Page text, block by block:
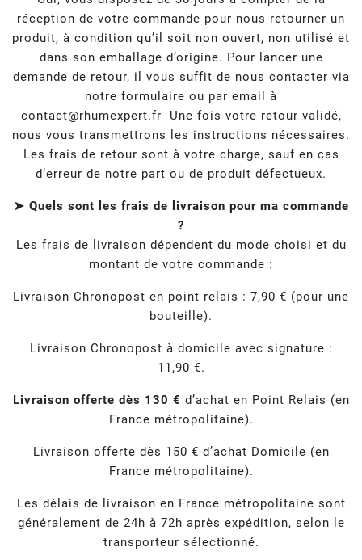
réception de votre commande pour nous retourner un
produit, à condition qu’il soit non ouvert, non utilisé et
dans son emballage d’origine. Pour lancer une
demande de retour, il vous suffit de nous contacter via
notre formulaire ou par email à
contact@rhumexpert.fr Une fois votre retour validé,
nous vous transmettrons les instructions nécessaires.
Les frais de retour sont à votre charge, sauf en cas
d’erreur de notre part ou de produit défectueux.
➤ Quels sont les frais de livraison pour ma commande
?
Les frais de livraison dépendent du mode choisi et du
montant de votre commande :
Livraison Chronopost en point relais : 7,90 € (pour une
bouteille).
Livraison Chronopost à domicile avec signature :
11,90 €.
Livraison offerte dès 130 € d’achat en Point Relais (en
France métropolitaine).
Livraison offerte dès 150 € d’achat Domicile (en
France métropolitaine).
Les délais de livraison en France métropolitaine sont
généralement de 24h à 72h après expédition, selon le
transporteur sélectionné.